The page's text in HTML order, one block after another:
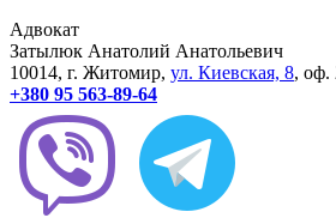
Адвокат
Затылюк Анатолий Анатольевич
10014, г. Житомир, ул. Киевcкая, 8, оф.
+380 95 563-89-64